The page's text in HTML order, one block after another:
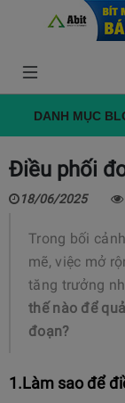
DANH MỤC
Điều phối
18/06/2025
Trong bối
mẽ, việc mở
tăng trưởng
thế nào để
đoạn?
1.Làm sao để